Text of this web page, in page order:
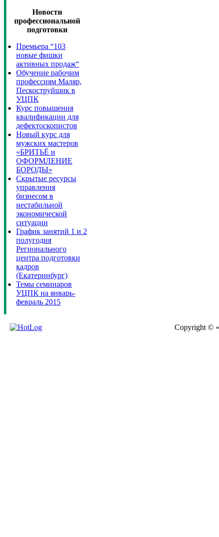
Новости
профессиональной
подготовки
Премьера “103
новые фишки
активных продаж“
Обучение рабочим
профессиям Маляр,
Пескоструйщик в
УЦПК
Курс повышения
квалификации для
дефектоскопистов
Новый курс для
мужских мастеров
«БРИТЬЁ и
ОФОРМЛЕНИЕ
БОРОДЫ»
Скрытые ресурсы
управления
бизнесом в
нестабильной
экономической
ситуации
График занятий 1 и 2
полугодия
Регионального
центра подготовки
кадров
(Екатеринбург)
Темы семинаров
УЦПК на январь-
февраль 2015
Copyright ©